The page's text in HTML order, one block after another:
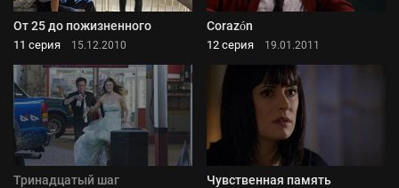
От 25 до пожизненного
11 серия 15.12.2010
Corazón
12 серия 19.01.2011
Тринадцатый шаг Чувственная память